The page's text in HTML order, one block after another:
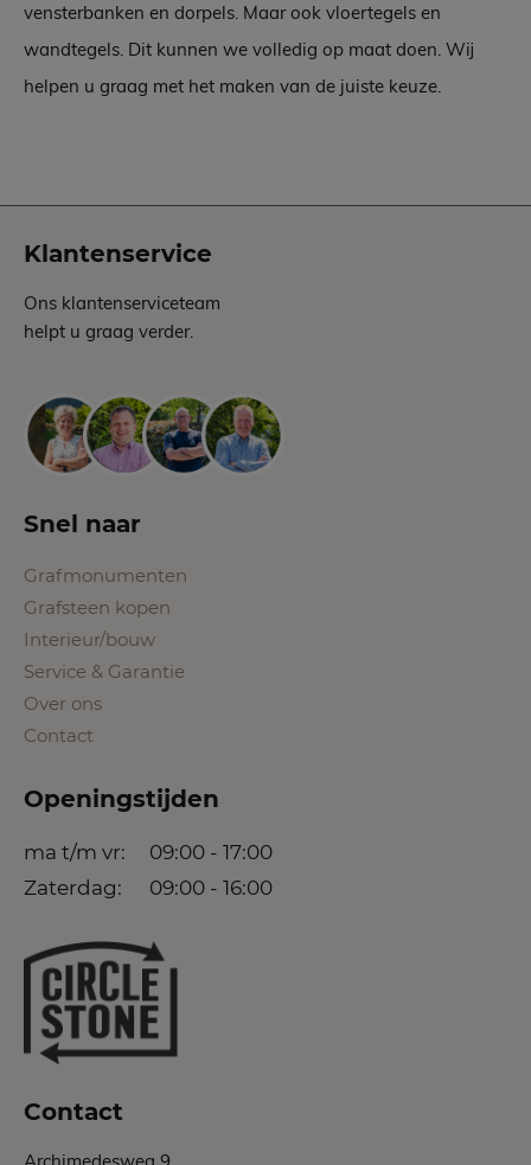
vensterbanken en dorpels. Maar ook vloertegels en
wandtegels. Dit kunnen we volledig op maat doen. Wij
helpen u graag met het maken van de juiste keuze.
Klantenservice
Ons klantenserviceteam
helpt u graag verder.
Snel naar
Grafmonumenten
Grafsteen kopen
Interieur/bouw
Service & Garantie
Over ons
Contact
Openingstijden
ma t/m vr:
09:00 - 17:00
Zaterdag:
09:00 - 16:00
Contact
Archimedesweg 9